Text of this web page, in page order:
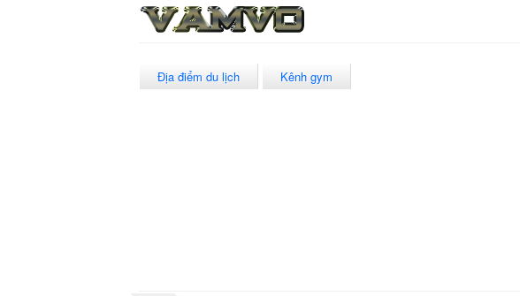
Địa điểm du lịch Kênh gym